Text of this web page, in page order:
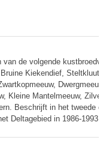
de volgende
Kiekendief,
Kleine Mantelmeeuw,
Beschrijft in het tweede
Deltagebied in 1986-1993.